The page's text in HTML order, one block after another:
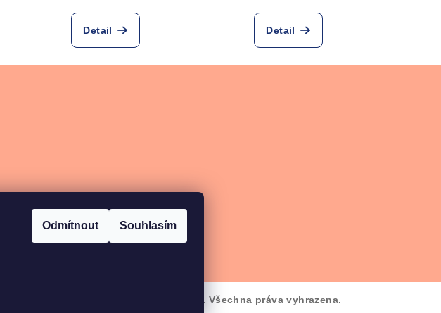
Odmítnout Souhlasím
Detail Detail
. Všechna práva vyhrazena.